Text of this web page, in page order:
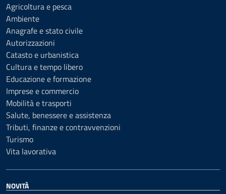
Agricoltura e pesca
Ambiente
Anagrafe e stato civile
Autorizzazioni
Catasto e urbanistica
Cultura e tempo libero
Educazione e formazione
Imprese e commercio
Mobilità e trasporti
Salute, benessere e assistenza
Tributi, finanze e contravvenzioni
Turismo
Vita lavorativa
NOVITÀ